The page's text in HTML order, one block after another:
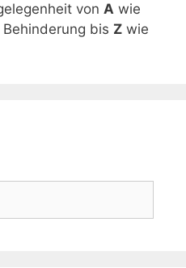
von A wie
bis Z wie